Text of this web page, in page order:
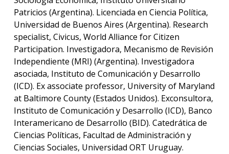
Patricios (Argentina). Licenciada en Ciencia Política,
Universidad de Buenos Aires (Argentina). Research
specialist, Civicus, World Alliance for Citizen
Participation. Investigadora, Mecanismo de Revisión
Independiente (MRI) (Argentina). Investigadora
asociada, Instituto de Comunicación y Desarrollo
(ICD). Ex associate professor, University of Maryland
at Baltimore County (Estados Unidos). Exconsultora,
Instituto de Comunicación y Desarrollo (ICD), Banco
Interamericano de Desarrollo (BID). Catedrática de
Ciencias Políticas, Facultad de Administración y
Ciencias Sociales, Universidad ORT Uruguay.